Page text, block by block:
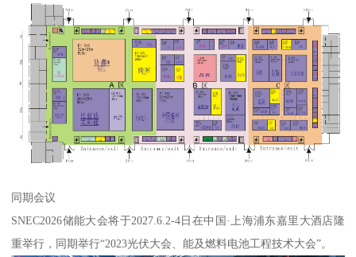
同期会议
SNEC2026储能大会将于2027.6.2-4日在中国·上海浦东嘉里大酒店隆
重举行，同期举行“2023光伏大会、能及燃料电池工程技术大会”。